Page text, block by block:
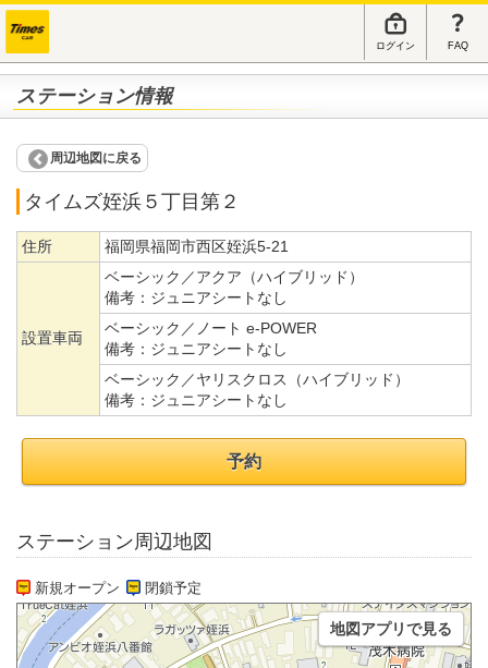
ログイン FAQ
ステーション情報
周辺地図に戻る
タイムズ姪浜５丁目第２
住所 福岡県福岡市西区姪浜5-21
設置車両
ベーシック／アクア（ハイブリッド）
備考： ジュニアシートなし
ベーシック／ノート e-POWER
備考： ジュニアシートなし
ベーシック／ヤリスクロス（ハイブリッド）
備考： ジュニアシートなし
予約
ステーション周辺地図
新規オープン 閉鎖予定
地図アプリで見る